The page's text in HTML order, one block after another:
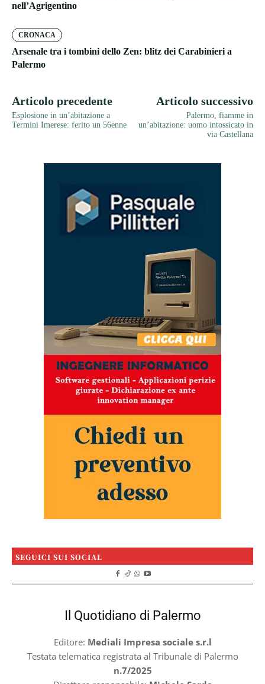
nell’Agrigentino
CRONACA
Arsenale tra i tombini dello Zen: blitz dei Carabinieri a
Palermo
Articolo precedente
Esplosione in un’abitazione a
Termini Imerese: ferito un 56enne
Articolo successivo
Palermo, fiamme in
un’abitazione: uomo intossicato in
via Castellana
SEGUICI SUI SOCIAL
Il Quotidiano di Palermo
Editore: Mediali Impresa sociale s.r.l
Testata telematica registrata al Tribunale di Palermo
n.7/2025